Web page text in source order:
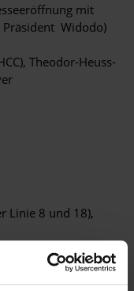
mit
Präsident Widodo)
Theodor-Heuss-
Linie 8 und 18),
gibt es auf